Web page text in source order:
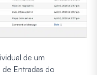
de um
Entradas do